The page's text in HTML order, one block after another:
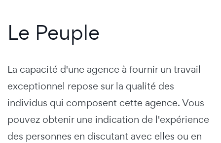
Le Peuple
La capacité d'une agence à fournir un travail
exceptionnel repose sur la qualité des
individus qui composent cette agence. Vous
pouvez obtenir une indication de l'expérience
des personnes en discutant avec elles ou en